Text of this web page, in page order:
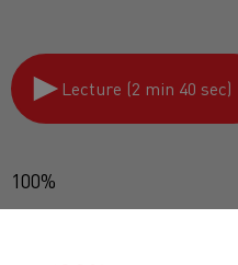
Lecture (2 min 40 sec)
100%